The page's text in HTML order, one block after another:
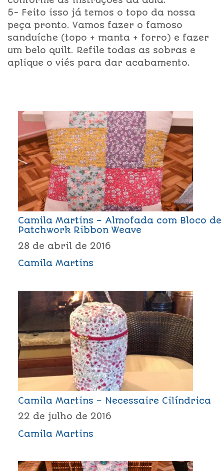
5- Feito isso já temos o topo da nossa
peça pronto. Vamos fazer o famoso
sanduíche (topo + manta + forro) e fazer
um belo quilt. Refile todas as sobras e
aplique o viés para dar acabamento.
Camila Martins – Almofada com Bloco de
Patchwork Ribbon Weave
28 de abril de 2016
Camila Martins
Camila Martins – Necessaire Cilíndrica
22 de julho de 2016
Camila Martins